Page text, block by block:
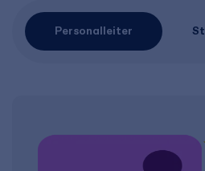
Personalleiter